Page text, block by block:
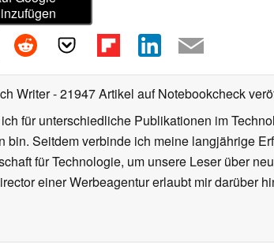
Writer- 21947 Artikel auf Notebookcheck
für unterschiedliche Publikationen im
bin. Seitdem verbinde ich meine langjährige
für Technologie, um unsere Leser über
einer Werbeagentur erlaubt mir darüber